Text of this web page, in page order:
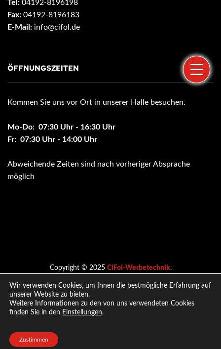
Tel: 04192-8196198
Fax: 04192-8196183
E-Mail: info@cifol.de
ÖFFNUNGSZEITEN
Kommen Sie uns vor Ort in unserer Halle besuchen.
Mo-Do: 07:30 Uhr - 16:30 Uhr
Fr: 07:30 Uhr - 14:00 Uhr
Abweichende Zeiten sind nach vorheriger Absprache
möglich
Copyright © 2025 CiFol-Werbetechnik.
Nach oben
Wir verwenden Cookies, um Ihnen die bestmögliche Erfahrung auf
unserer Website zu bieten.
Weitere Informationen zu den von uns verwendeten Cookies
finden Sie in den Einstellungen.
Zustimmen